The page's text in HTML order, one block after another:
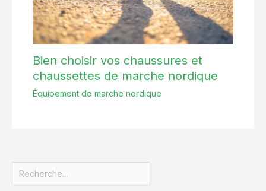
Bien choisir vos chaussures et
chaussettes de marche nordique
Équipement de marche nordique